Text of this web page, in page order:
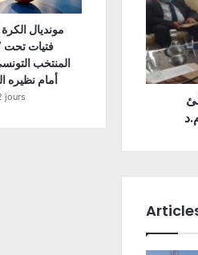
مونديال
المنتخب
أمام نظيره
jours